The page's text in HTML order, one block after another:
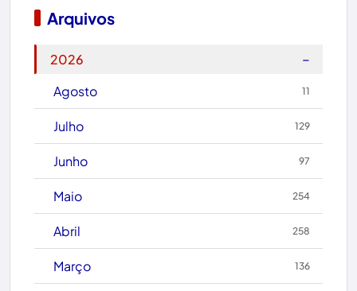
Boquira
Arquivos
2026
−
Agosto
11
Julho 129
Junho 97
Maio 254
Abril 258
Março 136